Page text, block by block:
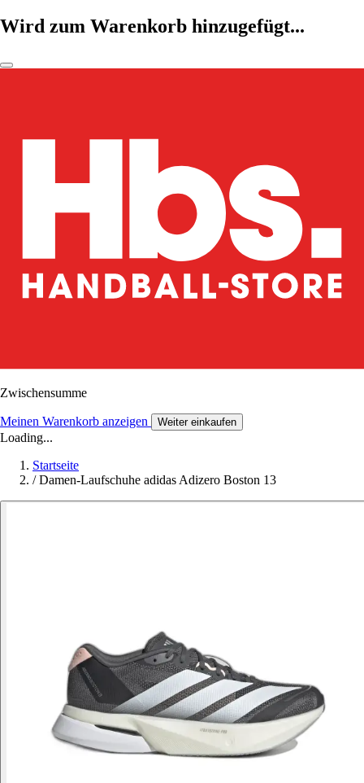
Wird zum Warenkorb hinzugefügt...
Zwischensumme
Meinen Warenkorb anzeigen Weiter einkaufen
Loading...
Startseite
/ Damen-Laufschuhe adidas Adizero Boston 13